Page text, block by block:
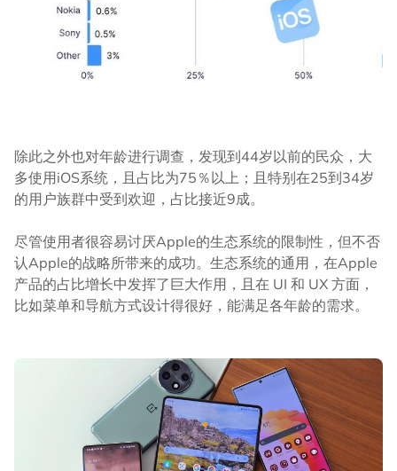
除此之外也对年龄进行调查，发现到44岁以前的民众，大
多使用iOS系统，且占比为75％以上；且特别在25到34岁
的用户族群中受到欢迎，占比接近9成。
尽管使用者很容易讨厌Apple的生态系统的限制性，但不否
认Apple的战略所带来的成功。生态系统的通用，在Apple
产品的占比增长中发挥了巨大作用，且在 UI 和 UX 方面，
比如菜单和导航方式设计得很好，能满足各年龄的需求。